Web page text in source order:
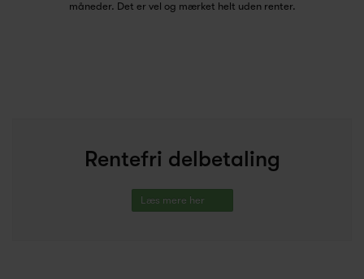
måneder. Det er vel og mærket helt uden renter.
Rentefri delbetaling
Læs mere her